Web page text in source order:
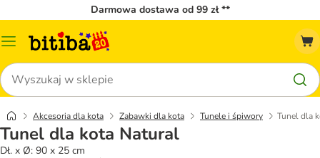
Darmowa dostawa od 99 zł **
Menu
Szukaj
Akcesoria dla kota Zabawki dla kota Tunele i śpiwory Tunel dla
Tunel dla kota Natural
Dł. x Ø: 90 x 25 cm